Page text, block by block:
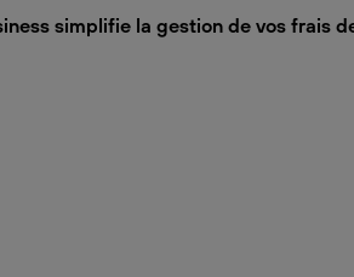
simplifie la gestion de vos frais